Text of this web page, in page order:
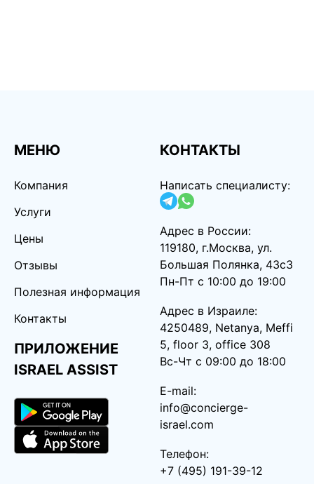
МЕНЮ
Компания
Услуги
Цены
Отзывы
Полезная информация
Контакты
ПРИЛОЖЕНИЕ
ISRAEL ASSIST
КОНТАКТЫ
Написать специалисту:
Адрес в России:
119180, г.Москва, ул.
Большая Полянка, 43с3
Пн-Пт с 10:00 до 19:00
Адрес в Израиле:
4250489, Netanya, Meffi
5, floor 3, office 308
Вс-Чт с 09:00 до 18:00
E-mail:
info@concierge-
israel.com
Телефон:
+7 (495) 191-39-12